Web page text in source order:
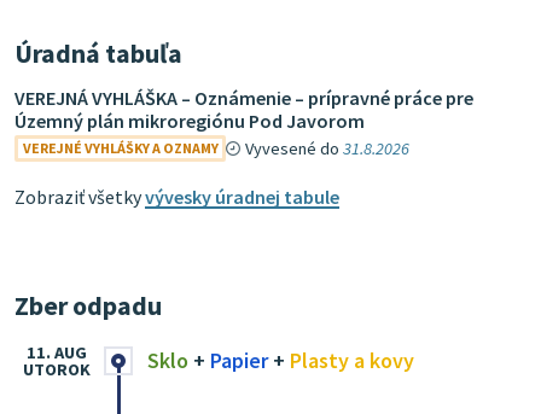
Úradná tabuľa
VEREJNÁ VYHLÁŠKA – Oznámenie – prípravné práce pre
Územný plán mikroregiónu Pod Javorom
VEREJNÉ VYHLÁŠKY A OZNAMY Vyvesené do31.8.2026
Zobraziť všetkyvývesky úradnej tabule
Zber odpadu
Sklo + Papier+ Plasty a kovy
11. AUG
UTOROK